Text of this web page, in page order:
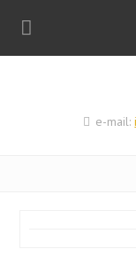
e-mail: